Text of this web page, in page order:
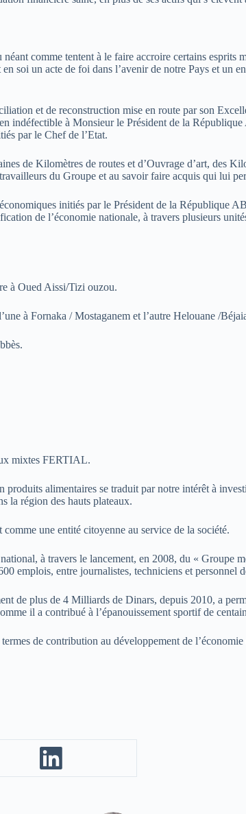
comme tentent à le faire accroire certains
soi un acte de foi dans l’avenir de notre Pays et un
et de reconstruction mise en route par son
indéfectible à Monsieur le Président de la
par le Chef de l’Etat.
de Kilomètres de routes et d’Ouvrage d’art, des
du Groupe et au savoir faire acquis qui lui
initiés par le Président de la
de l’économie nationale, à travers plusieurs
à Oued Aissi/Tizi ouzou.
à Fornaka / Mostaganem et l’autre Helouane /
mixtes FERTIAL.
alimentaires se traduit par notre intérêt à
la région des hauts plateaux.
une entité citoyenne au service de la société.
à travers le lancement, en 2008, du « Groupe
emplois, entre journalistes, techniciens et personnel
de plus de 4 Milliards de Dinars, depuis 2010, a
il a contribué à l’épanouissement sportif de
de contribution au développement de